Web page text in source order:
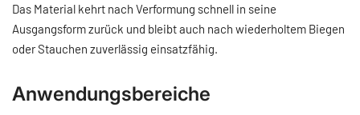
Das Material kehrt nach Verformung schnell in seine
Ausgangsform zurück und bleibt auch nach wiederholtem Biegen
oder Stauchen zuverlässig einsatzfähig.
Anwendungsbereiche